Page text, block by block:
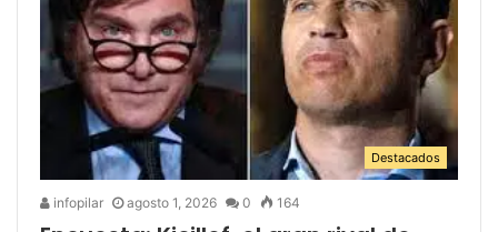
Destacados
infopilar agosto 1, 2026 0 164